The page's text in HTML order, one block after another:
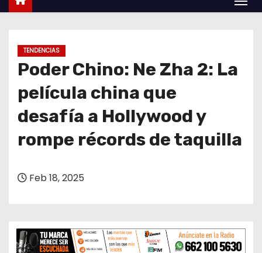
TENDENCIAS
Poder Chino: Ne Zha 2: La
película china que
desafía a Hollywood y
rompe récords de taquilla
Feb 18, 2025